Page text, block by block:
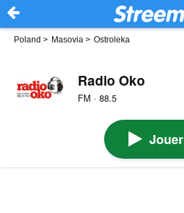
Poland > Masovia > Ostroleka
Radio Oko
FM · 88.5
Jouer